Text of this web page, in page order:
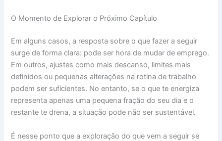
O Momento de Explorar o Próximo Capítulo
Em alguns casos, a resposta sobre o que fazer a seguir
surge de forma clara: pode ser hora de mudar de emprego.
Em outros, ajustes como mais descanso, limites mais
definidos ou pequenas alterações na rotina de trabalho
podem ser suficientes. No entanto, se o que te energiza
representa apenas uma pequena fração do seu dia e o
restante te drena, a situação pode não ser sustentável.
É nesse ponto que a exploração do que vem a seguir se